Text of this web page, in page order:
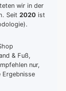
wir in der
Seit 2020 ist
& Fuß,
nur,